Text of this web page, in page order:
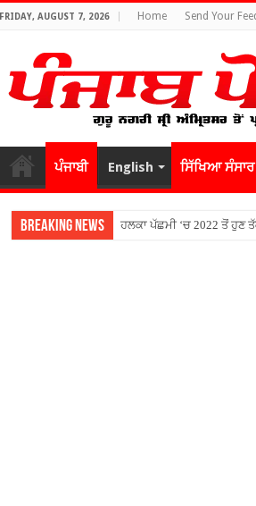
FRIDAY, AUGUST 7, 2026 Home Send Your
ਪੰਜਾਬੀ English ਸਿੱਖਿਆ ਸੰਸਾਰ
Breaking News ਹਲਕਾ ਪੱਛਮੀ ‘ਚ 2022 ਤੋਂ ਹੁਣ